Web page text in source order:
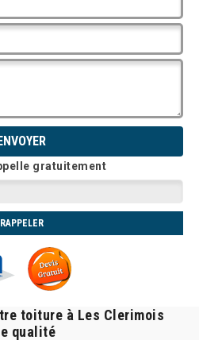
gratuitement
toiture à Les Clerimois
qualité